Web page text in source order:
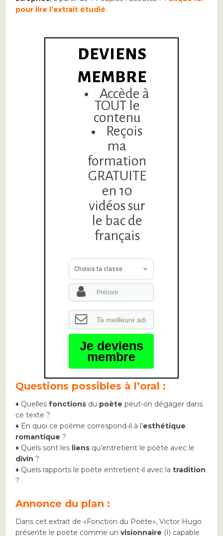
pour lire l’extrait étudié.
DEVIENS
MEMBRE
Accède à
TOUT le
contenu
Reçois
ma
formation
GRATUITE
en 10
vidéos sur
le bac de
français
Choisis ta classe :
Je deviens
membre
Questions possibles à l’oral :
♦ Quellesfonctions du poète peut-on dégager dans
ce texte ?
♦ En quoi ce poème correspond-il à l’esthétique
romantique?
♦ Quels sont les liens qu’entretient le poète avec le
divin ?
♦ Quels rapports le poète entretient-il avec latradition
?
Annonce du plan :
Dans cet extrait de «Fonction du Poète», Victor Hugo
présente le poète comme unvisionnaire (I) capable